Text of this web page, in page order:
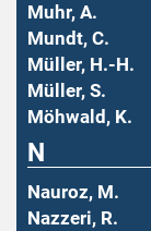
Muhr, A.
Mundt, C.
Müller, H.-H.
Müller, S.
Möhwald, K.
N
Nauroz, M.
Nazzeri, R.